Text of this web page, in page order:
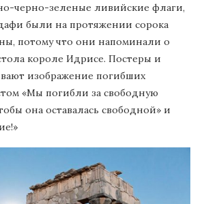
черно-зеленые ливийские флаги,
были на протяжении сорока
потому что они напоминали о
короле Идрисе. Постеры и
изображение погибших
«Мы погибли за свободную
она оставалась свободной» и